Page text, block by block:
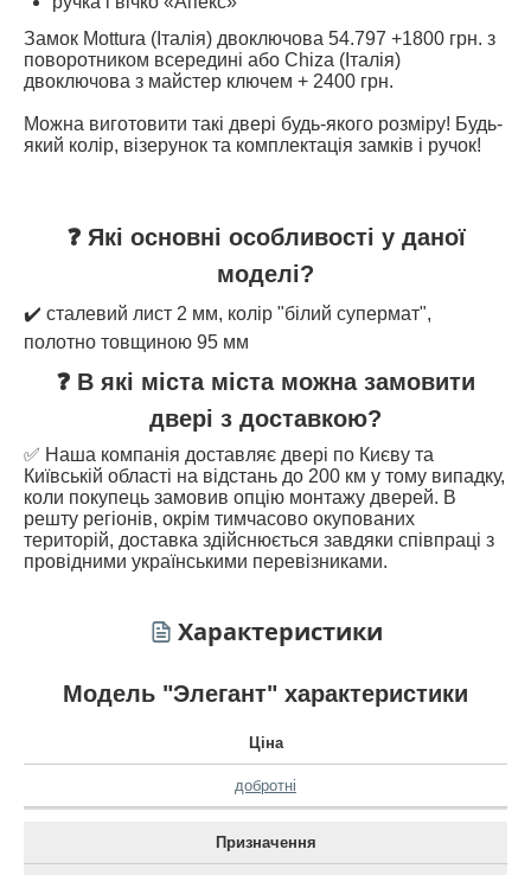
Замок Mottura (Італія) двоключова 54.797 +1800 грн. з
поворотником всередині або Chiza (Італія)
двоключова з майстер ключем + 2400 грн.
Можна виготовити такі двері будь-якого розміру! Будь-
який колір, візерунок та комплектація замків і ручок!
❓ Які основні особливості у даної
моделі?
✔️ сталевий лист 2 мм, колір "білий супермат",
полотно товщиною 95 мм
❓ В які міста міста можна замовити
двері з доставкою?
✅ Наша компанія доставляє двері по Києву та
Київській області на відстань до 200 км у тому випадку,
коли покупець замовив опцію монтажу дверей. В
решту регіонів, окрім тимчасово окупованих
територій, доставка здійснюється завдяки співпраці з
провідними українськими перевізниками.
Характеристики
Модель "Элегант" характеристики
Ціна
добротні
Призначення